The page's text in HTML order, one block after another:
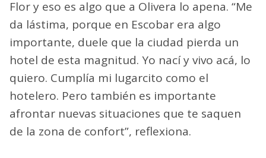
Flor y eso es algo que a Olivera lo apena. “Me
da lástima, porque en Escobar era algo
importante, duele que la ciudad pierda un
hotel de esta magnitud. Yo nací y vivo acá, lo
quiero. Cumplía mi lugarcito como el
hotelero. Pero también es importante
afrontar nuevas situaciones que te saquen
de la zona de confort”, reflexiona.